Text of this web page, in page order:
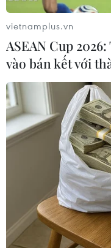
#Hội nghị thượng đỉnh
#Thủ tướng Chính phủ
Nhật Bản
Theo dõi VietnamPlus
TIN LIÊN QUAN
vietnamplus.vn
ASEAN Cup
vào bán kết với